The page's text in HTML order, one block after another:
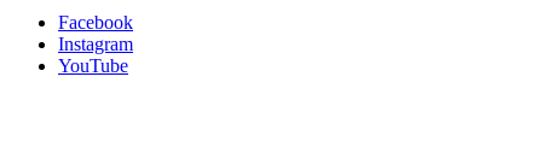
Facebook
Instagram
YouTube